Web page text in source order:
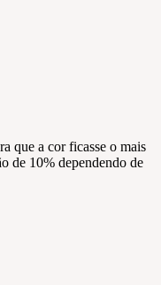
que a cor ficasse o mais
de 10% dependendo de